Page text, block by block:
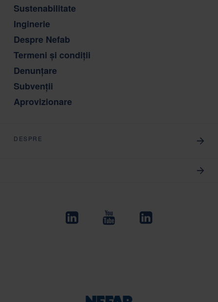
Sustenabilitate
Inginerie
Despre Nefab
Termeni și condiții
Denunțare
Subvenții
Aprovizionare
DESPRE